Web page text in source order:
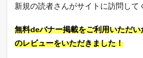
新規の読者さんがサイトに訪問して
無料deバナー掲載をご利用いただ
のレビューをいただきました！